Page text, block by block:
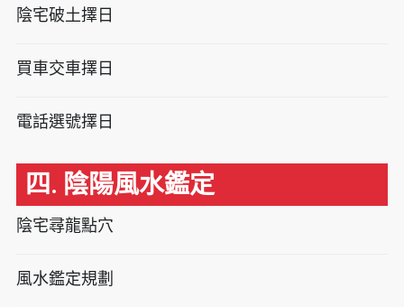
陰宅破土擇日
買車交車擇日
電話選號擇日
四. 陰陽風水鑑定
陰宅尋龍點穴
風水鑑定規劃